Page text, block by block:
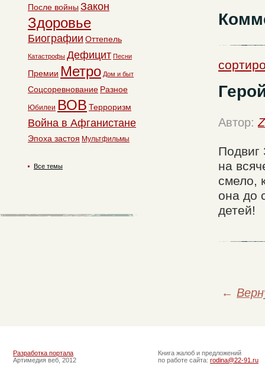
Автор:
Подвиг
на
смело,
она до
детей!
←
После войны Закон
Здоровье
Биографии Оттепель
Катастрофы Дефицит Песни
Премии Метро Дом и быт
Соцсоревнование Разное
Юбилеи ВОВ Терроризм
Война в Афганистане
Эпоха застоя Мультфильмы
Все темы
Разработка портала
Артимедия веб, 2012
Книга жалоб и предложений
по работе сайта: rodina@22-91.ru